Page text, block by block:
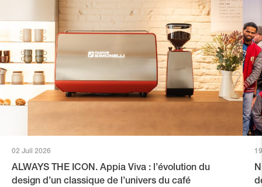
02 Juil 2026
ALWAYS THE ICON. Appia Viva : l’évolution du
design d’un classique de l’univers du café